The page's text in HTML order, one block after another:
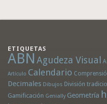
ETIQUETAS
ABN Agudeza Visual
Artículo Calendario
Decimales Dibujos División
Gamificación Genially Geometría